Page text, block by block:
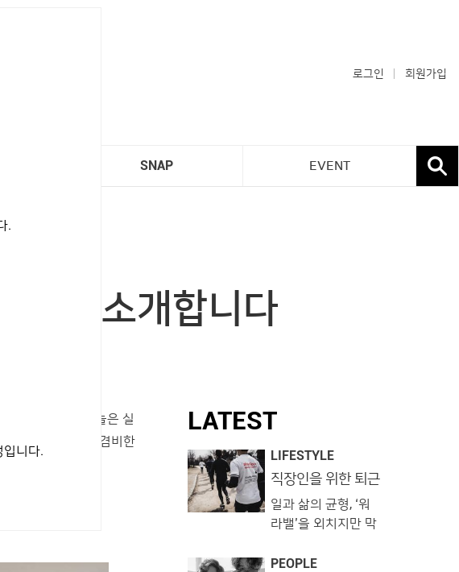
.
니다.
로그인 회원가입
SNAP EVENT
들을 소개합니다
있으신가요? 오늘은 실
개성과 전문성을 겸비한
LATEST
LIFESTYLE
직장인을 위한 퇴근
일과 삶의 균형, ‘워
라밸’을 외치지만 막
할지 모르겠다면 이
PEOPLE